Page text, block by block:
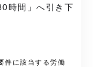
時間」へ引き下
件に該当する労働